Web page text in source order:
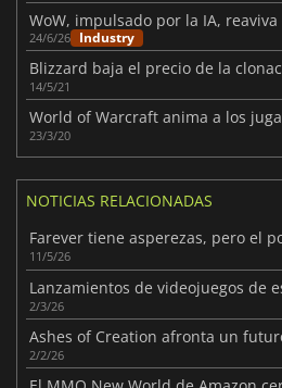
24/6/26 Industry
14/5/21
23/3/20
NOTICIAS RELACIONADAS
11/5/26
2/3/26
Ashes of Creation afronta un
2/2/26